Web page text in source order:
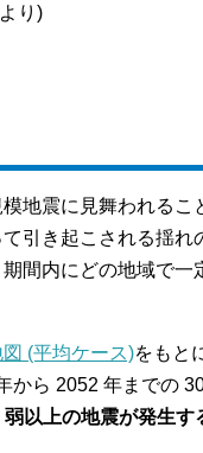
より)
地震に見舞われる
引き起こされる揺れ
間内にどの地域で
(平均ケース)をもと
ら 2052 年までの
弱以上の地震が発生